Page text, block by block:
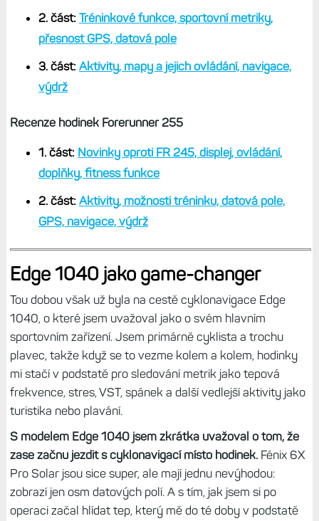
2. část: Tréninkové funkce, sportovní metriky,
přesnost GPS, datová pole
3. část: Aktivity, mapy a jejich ovládání, navigace,
výdrž
Recenze hodinek Forerunner 255
1. část: Novinky oproti FR 245, displej, ovládání,
doplňky, fitness funkce
2. část: Aktivity, možnosti tréninku, datová pole,
GPS, navigace, výdrž
Edge 1040 jako game-changer
Tou dobou však už byla na cestě cyklonavigace Edge
1040, o které jsem uvažoval jako o svém hlavním
sportovním zařízení. Jsem primárně cyklista a trochu
plavec, takže když se to vezme kolem a kolem, hodinky
mi stačí v podstatě pro sledování metrik jako tepová
frekvence, stres, VST, spánek a další vedlejší aktivity jako
turistika nebo plavání.
S modelem Edge 1040 jsem zkrátka uvažoval o tom, že
zase začnu jezdit s cyklonavigací místo hodinek.Fénix 6X
Pro Solar jsou sice super, ale mají jednu nevýhodou:
zobrazí jen osm datových polí. A s tím, jak jsem si po
operaci začal hlídat tep, který mě do té doby v podstatě